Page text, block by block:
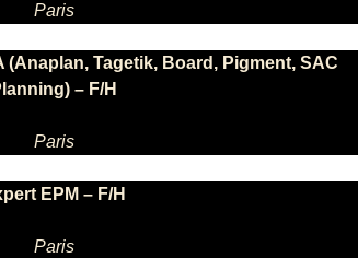
Paris
Tagetik, Board, Pigment, SAC
– F/H
Paris
EPM – F/H
Paris